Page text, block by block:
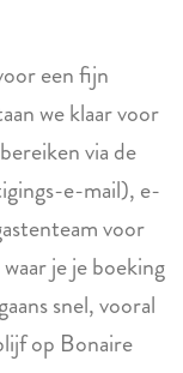
een fijn
we klaar voor
via de
e-mail), e-
voor
je je boeking
snel, vooral
op Bonaire